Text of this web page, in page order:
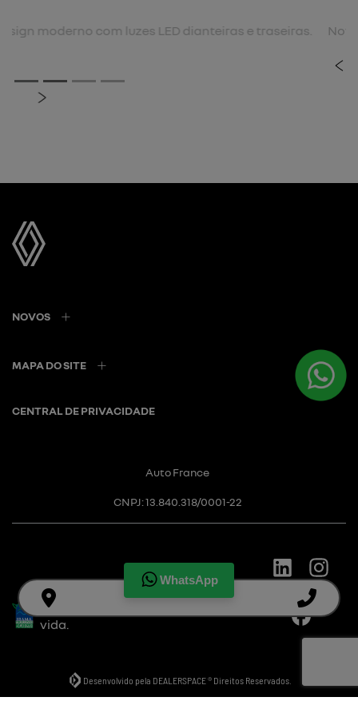
WhatsApp
Nova cor biton.
Rodas de liga leve 17"
NOVOS
MAPA DO SITE
CENTRAL DE PRIVACIDADE
Auto France
CNPJ: 13.840.318/0001-22
Desacelere. Seu bem maior é a
vida.
Desenvolvido pela DEALERSPACE ® Direitos Reservados.